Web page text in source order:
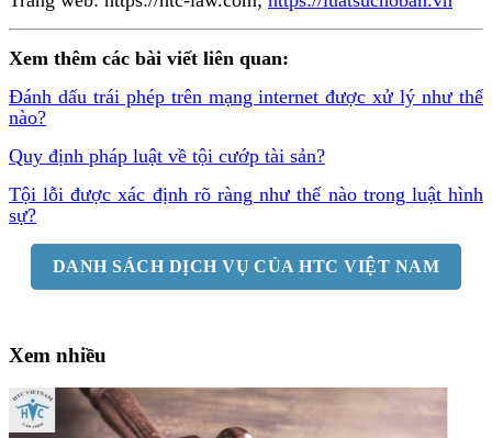
Xem thêm các bài viết liên quan:
Đánh dấu trái phép trên mạng internet được xử lý như thế
nào?
Quy định pháp luật về tội cướp tài sản?
Tội lỗi được xác định rõ ràng như thế nào trong luật hình
sự?
DANH SÁCH DỊCH VỤ CỦA HTC VIỆT NAM
Xem nhiều